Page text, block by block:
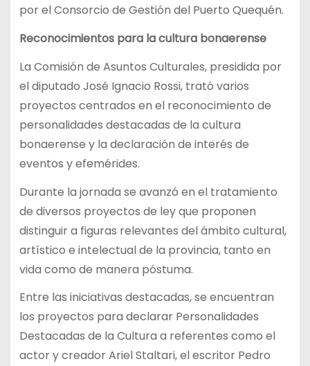
por el Consorcio de Gestión del Puerto Quequén.
Reconocimientos para la cultura bonaerense
La Comisión de Asuntos Culturales, presidida por
el diputado José Ignacio Rossi, trató varios
proyectos centrados en el reconocimiento de
personalidades destacadas de la cultura
bonaerense y la declaración de interés de
eventos y efemérides.
Durante la jornada se avanzó en el tratamiento
de diversos proyectos de ley que proponen
distinguir a figuras relevantes del ámbito cultural,
artístico e intelectual de la provincia, tanto en
vida como de manera póstuma.
Entre las iniciativas destacadas, se encuentran
los proyectos para declarar Personalidades
Destacadas de la Cultura a referentes como el
actor y creador Ariel Staltari, el escritor Pedro